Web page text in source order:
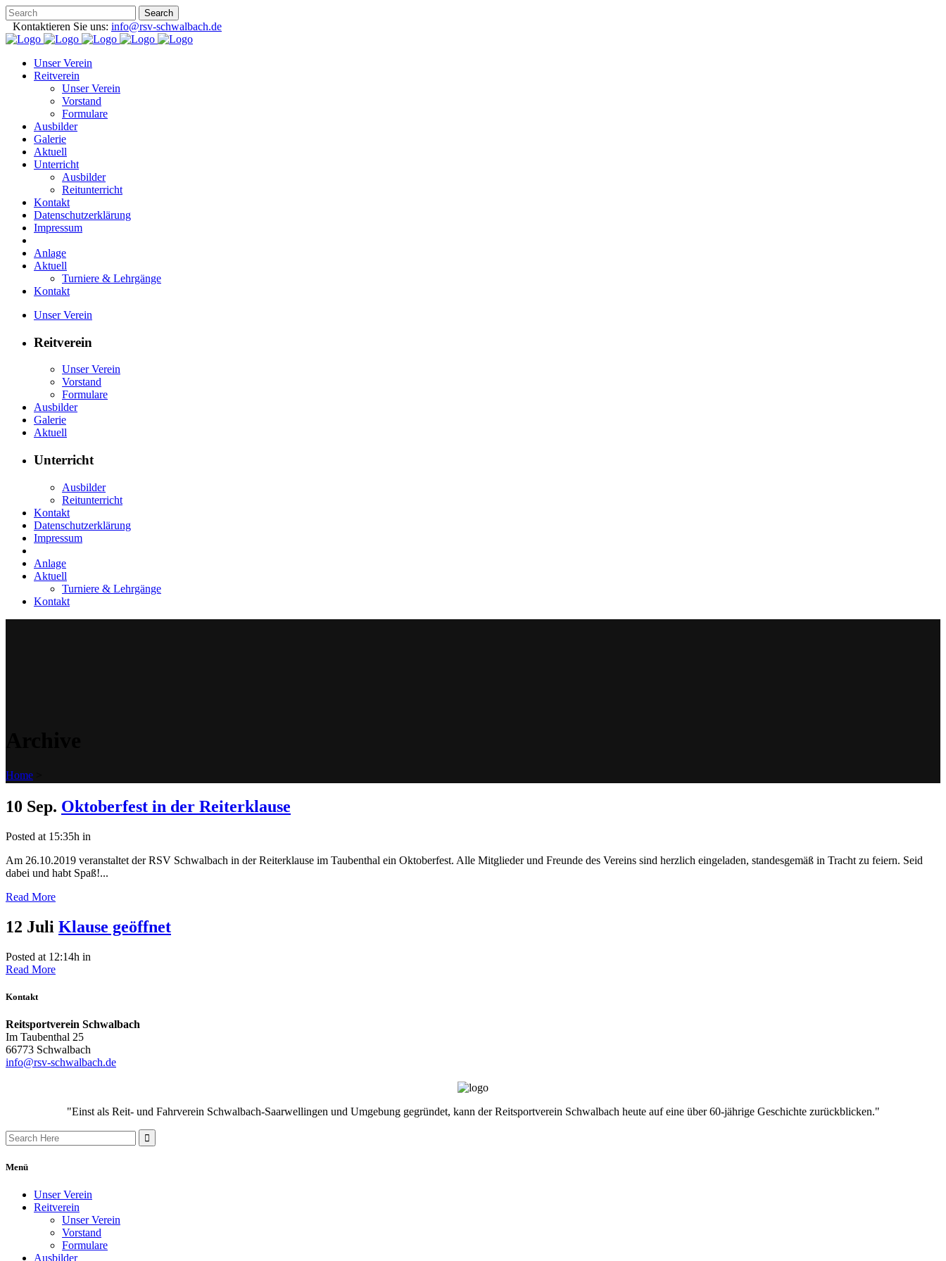
Kontaktieren Sie uns: info@rsv-schwalbach.de
Unser Verein
Reitverein
Unser Verein
Vorstand
Formulare
Ausbilder
Galerie
Aktuell
Unterricht
Ausbilder
Reitunterricht
Kontakt
Datenschutzerklärung
Impressum
Anlage
Aktuell
Turniere & Lehrgänge
Kontakt
Unser Verein
Reitverein
Unser Verein
Vorstand
Formulare
Ausbilder
Galerie
Aktuell
Unterricht
Ausbilder
Reitunterricht
Kontakt
Datenschutzerklärung
Impressum
Anlage
Aktuell
Turniere & Lehrgänge
Kontakt
Home
10 Sep. Oktoberfest in der Reiterklause
Posted at 15:35h in
Am 26.10.2019 veranstaltet der RSV Schwalbach in der Reiterklause im Taubenthal ein Oktoberfest. Alle Mitglieder und Freunde des Vereins sind herzlich eingeladen, standesgemäß in Tracht zu feiern. Seid
dabei und habt Spaß!...
Read More
12 Juli Klause geöffnet
Posted at 12:14h in
Read More
Kontakt
Reitsportverein Schwalbach
Im Taubenthal 25
66773 Schwalbach
info@rsv-schwalbach.de
"Einst als Reit- und Fahrverein Schwalbach-Saarwellingen und Umgebung gegründet, kann der Reitsportverein Schwalbach heute auf eine über 60-jährige Geschichte zurückblicken."
Search
for:
Menü
Unser Verein
Reitverein
Unser Verein
Vorstand
Formulare
Ausbilder